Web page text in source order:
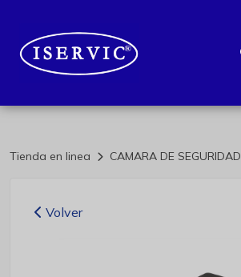
Tienda en linea CAMARA DE SEGURIDAD
Volver